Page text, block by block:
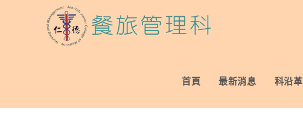
首頁 最新消息 科沿革